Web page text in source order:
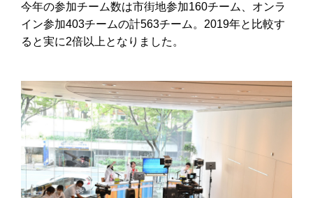
今年の参加チーム数は市街地参加160チーム、オンラ
イン参加403チームの計563チーム。 2019年と比較す
ると実に2倍以上となりました。